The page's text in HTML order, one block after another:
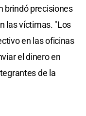
brindó precisiones
las víctimas. "Los
en las oficinas
el dinero en
de la